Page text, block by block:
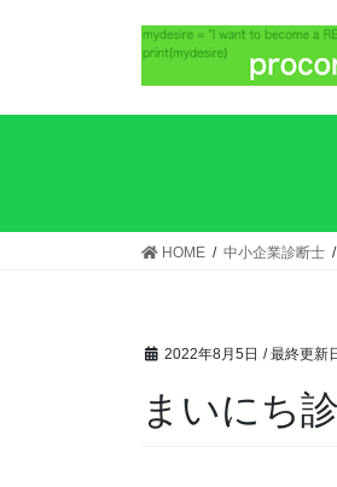
HOME 中小企業診断士
2022年8月5日 / 最終更新
まいにち